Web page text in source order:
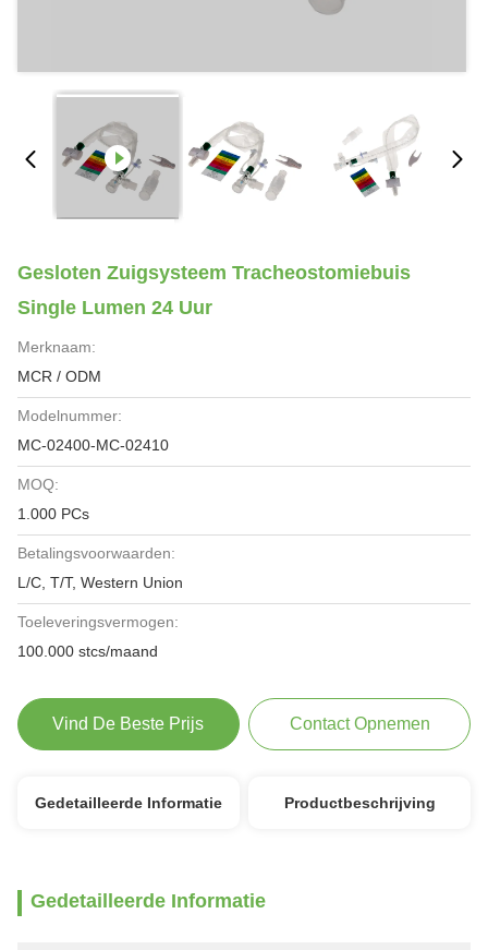
Gesloten Zuigsysteem Tracheostomiebuis
Single Lumen 24 Uur
Merknaam:
MCR / ODM
Modelnummer:
MC-02400-MC-02410
MOQ:
1.000 PCs
Betalingsvoorwaarden:
L/C, T/T, Western Union
Toeleveringsvermogen:
100.000 stcs/maand
Vind De Beste Prijs Contact Opnemen
Gedetailleerde Informatie Productbeschrijving
Gedetailleerde Informatie